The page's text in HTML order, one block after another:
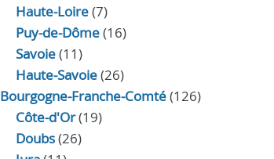
Haute-Loire(7)
Puy-de-Dôme(16)
Savoie(11)
Haute-Savoie(26)
Bourgogne-Franche-Comté(126)
Côte-d'Or(19)
Doubs(26)